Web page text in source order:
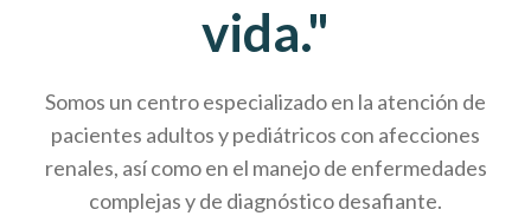
vida."
Somos un centro especializado en la atención de
pacientes adultos y pediátricos con afecciones
renales, así como en el manejo de enfermedades
complejas y de diagnóstico desafiante.